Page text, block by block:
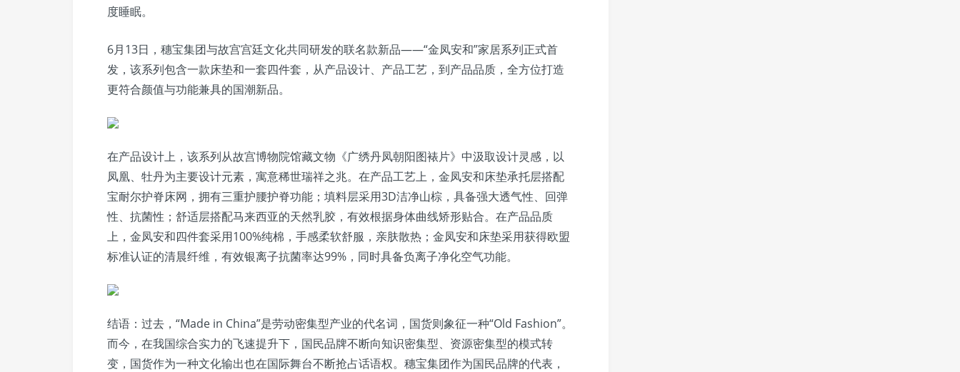
度睡眠。
6月13日，穗宝集团与故宫宫廷文化共同研发的联名款新品——“金凤安和”家居系列正式首
发，该系列包含一款床垫和一套四件套，从产品设计、产品工艺，到产品品质，全方位打造
更符合颜值与功能兼具的国潮新品。
在产品设计上，该系列从故宫博物院馆藏文物《广绣丹凤朝阳图裱片》中汲取设计灵感，以
凤凰、牡丹为主要设计元素，寓意稀世瑞祥之兆。在产品工艺上，金凤安和床垫承托层搭配
宝耐尔护脊床网，拥有三重护腰护脊功能；填料层采用3D洁净山棕，具备强大透气性、回弹
性、抗菌性；舒适层搭配马来西亚的天然乳胶，有效根据身体曲线矫形贴合。在产品品质
上，金凤安和四件套采用100%纯棉，手感柔软舒服，亲肤散热；金凤安和床垫采用获得欧盟
标准认证的清晨纤维，有效银离子抗菌率达99%，同时具备负离子净化空气功能。
结语：过去，“Made in China”是劳动密集型产业的代名词，国货则象征一种“Old Fashion”。
而今，在我国综合实力的飞速提升下，国民品牌不断向知识密集型、资源密集型的模式转
变，国货作为一种文化输出也在国际舞台不断抢占话语权。穗宝集团作为国民品牌的代表，